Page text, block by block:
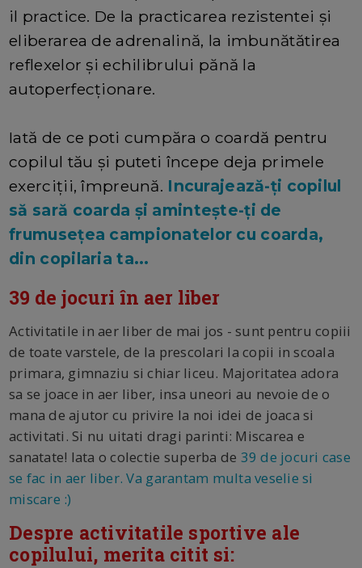
il practice. De la practicarea rezistentei și
eliberarea de adrenalină, la imbunătătirea
reflexelor și echilibrului pănă la
autoperfecționare.
Iată de ce poti cumpăra o coardă pentru
copilul tău și puteti începe deja primele
exerciții, împreună. Incurajează-ți copilul
să sară coarda și amintește-ți de
frumusețea campionatelor cu coarda,
din copilaria ta...
39 de jocuri în aer liber
Activitatile in aer liber de mai jos - sunt pentru copiii
de toate varstele, de la prescolari la copii in scoala
primara, gimnaziu si chiar liceu. Majoritatea adora
sa se joace in aer liber, insa uneori au nevoie de o
mana de ajutor cu privire la noi idei de joaca si
activitati. Si nu uitati dragi parinti: Miscarea e
sanatate! Iata o colectie superba de 39 de jocuri case
se fac in aer liber. Va garantam multa veselie si
miscare :)
Despre activitatile sportive ale
copilului, merita citit si: